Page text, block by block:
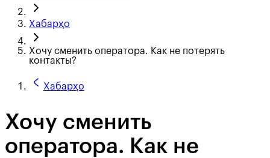
Хабарҳо
Хочу сменить оператора. Как не потерять
контакты?
Хабарҳо
Хочу сменить
оператора. Как не